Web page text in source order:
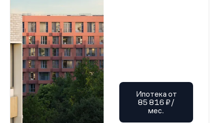
Ипотека от
85 816 ₽/
мес.